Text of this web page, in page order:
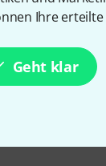
Ihre
Geht klar
Viol.
4/4